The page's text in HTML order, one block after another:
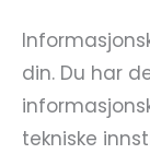
din. Du har
tekniske